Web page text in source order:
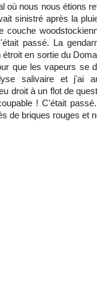
où nous nous étions
sinistré après la
couche
passé. La
en sortie du
que les vapeurs se
salivaire et j'ai
droit à un flot de
! C'était
de briques rouges et